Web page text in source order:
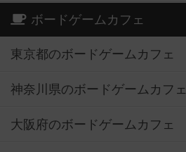
ボードゲームカフェ
東京都のボードゲームカフェ
神奈川県のボードゲームカフェ
大阪府のボードゲームカフェ